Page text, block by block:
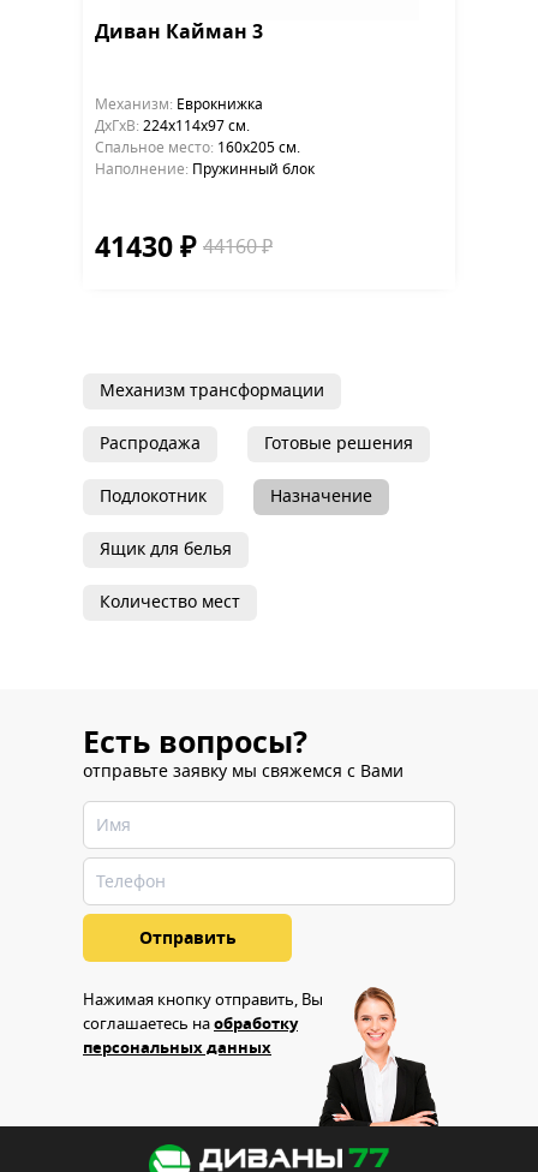
Диван Кайман 3
Механизм: Еврокнижка
ДхГхВ: 224х114x97 см.
Cпальное место: 160х205 см.
Наполнение: Пружинный блок
41430 ₽ 44160 ₽
Механизм трансформации
Распродажа Готовые решения
Подлокотник Назначение
Ящик для белья
Количество мест
Есть вопросы?
отправьте заявку мы свяжемся с Вами
Нажимая кнопку отправить, Вы
соглашаетесь наобработку
персональных данных